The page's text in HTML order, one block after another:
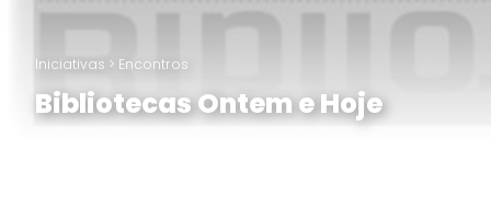
Iniciativas > Encontros
Bibliotecas Ontem e Hoje